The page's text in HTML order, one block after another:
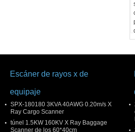
Escáner de rayos x de
equipaje
SPX-180180 3KVA 40AWG 0.20m/s X
Ray Cargo Scanner
túnel 1.5KW 160KV X Ray Baggage
Scanner de los 60*40cm